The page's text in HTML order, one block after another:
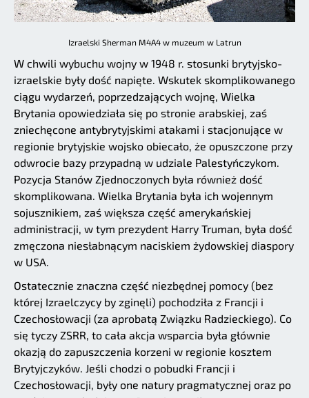
Izraelski Sherman M4A4 w muzeum w Latrun
W chwili wybuchu wojny w 1948 r. stosunki brytyjsko-
izraelskie były dość napięte. Wskutek skomplikowanego
ciągu wydarzeń, poprzedzających wojnę, Wielka
Brytania opowiedziała się po stronie arabskiej, zaś
zniechęcone antybrytyjskimi atakami i stacjonujące w
regionie brytyjskie wojsko obiecało, że opuszczone przy
odwrocie bazy przypadną w udziale Palestyńczykom.
Pozycja Stanów Zjednoczonych była również dość
skomplikowana. Wielka Brytania była ich wojennym
sojusznikiem, zaś większa część amerykańskiej
administracji, w tym prezydent Harry Truman, była dość
zmęczona niesłabnącym naciskiem żydowskiej diaspory
w USA.
Ostatecznie znaczna część niezbędnej pomocy (bez
której Izraelczycy by zginęli) pochodziła z Francji i
Czechosłowacji (za aprobatą Związku Radzieckiego). Co
się tyczy ZSRR, to cała akcja wsparcia była głównie
okazją do zapuszczenia korzeni w regionie kosztem
Brytyjczyków. Jeśli chodzi o pobudki Francji i
Czechosłowacji, były one natury pragmatycznej oraz po